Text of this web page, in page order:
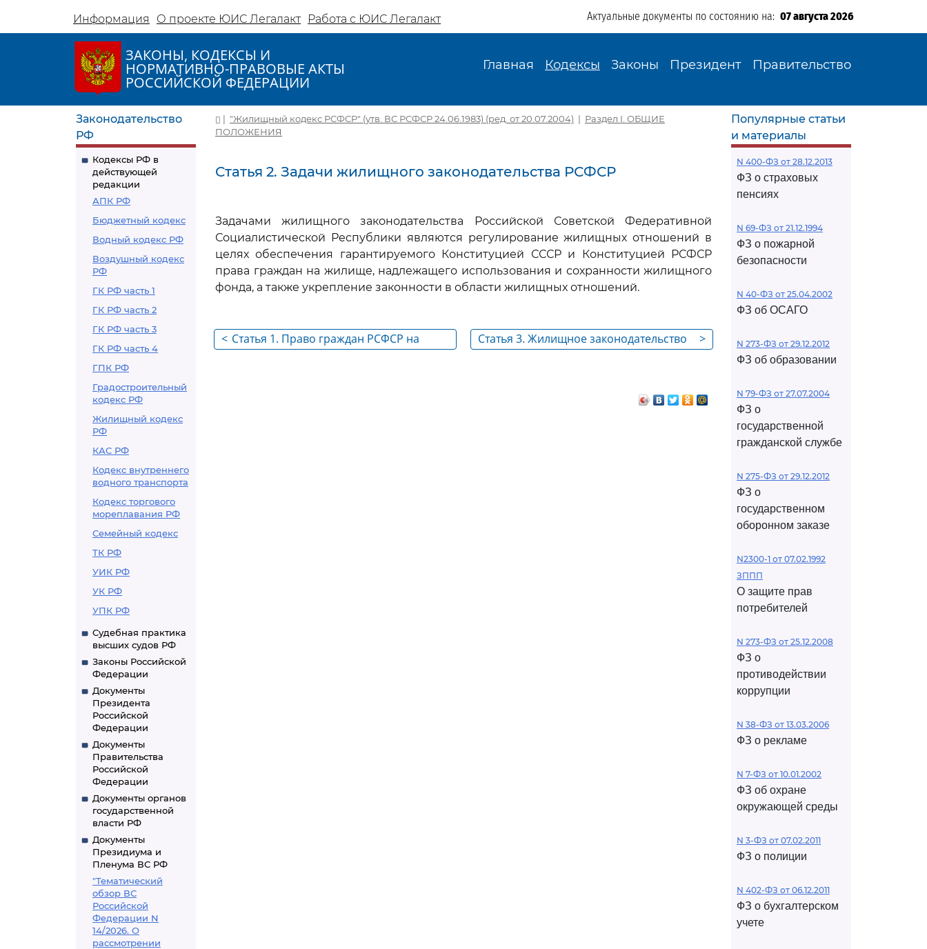
Информация О проекте ЮИС Легалакт Работа с ЮИС Легалакт Актуальные документы по состоянию на: 07 августа 2026
ЗАКОНЫ, КОДЕКСЫ И
НОРМАТИВНО-ПРАВОВЫЕ АКТЫ
РОССИЙСКОЙ ФЕДЕРАЦИИ
Главная Кодексы Законы Президент Правительство
Законодательство
РФ
Кодексы РФ в
действующей
редакции
АПК РФ
Бюджетный кодекс
Водный кодекс РФ
Воздушный кодекс
РФ
ГК РФ часть 1
ГК РФ часть 2
ГК РФ часть 3
ГК РФ часть 4
ГПК РФ
Градостроительный
кодекс РФ
Жилищный кодекс
РФ
КАС РФ
Кодекс внутреннего
водного транспорта
Кодекс торгового
мореплавания РФ
Семейный кодекс
ТК РФ
УИК РФ
УК РФ
УПК РФ
Судебная практика
высших судов РФ
Законы Российской
Федерации
Документы
Президента
Российской
Федерации
Документы
Правительства
Российской
Федерации
Документы органов
государственной
власти РФ
Документы
Президиума и
Пленума ВС РФ
"Тематический
обзор ВС
Российской
Федерации N
14/2026. О
рассмотрении
| "Жилищный кодекс РСФСР" (утв. ВС РСФСР 24.06.1983) (ред. от 20.07.2004) | Раздел I. ОБЩИЕ
ПОЛОЖЕНИЯ
Статья 2. Задачи жилищного законодательства РСФСР
Задачами жилищного законодательства Российской Советской Федеративной
Социалистической Республики являются регулирование жилищных отношений в
целях обеспечения гарантируемого Конституцией СССР и Конституцией РСФСР
права граждан на жилище, надлежащего использования и сохранности жилищного
фонда, а также укрепление законности в области жилищных отношений.
< Статья 1. Право граждан РСФСР на
>
Статья 3. Жилищное законодательство
Популярные статьи
и материалы
N 400-ФЗ от 28.12.2013
ФЗ о страховых
пенсиях
N 69-ФЗ от 21.12.1994
ФЗ о пожарной
безопасности
N 40-ФЗ от 25.04.2002
ФЗ об ОСАГО
N 273-ФЗ от 29.12.2012
ФЗ об образовании
N 79-ФЗ от 27.07.2004
ФЗ о
государственной
гражданской службе
N 275-ФЗ от 29.12.2012
ФЗ о
государственном
оборонном заказе
N2300-1 от 07.02.1992
ЗППП
О защите прав
потребителей
N 273-ФЗ от 25.12.2008
ФЗ о
противодействии
коррупции
N 38-ФЗ от 13.03.2006
ФЗ о рекламе
N 7-ФЗ от 10.01.2002
ФЗ об охране
окружающей среды
N 3-ФЗ от 07.02.2011
ФЗ о полиции
N 402-ФЗ от 06.12.2011
ФЗ о бухгалтерском
учете